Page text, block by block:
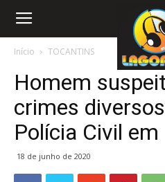
Início TOCANTINS
Homem
crimes
Polícia Civil
18 de junho de 2020